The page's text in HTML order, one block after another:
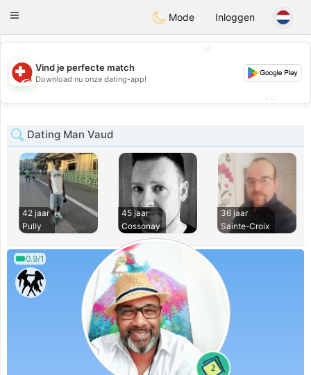
Suissi
Toggle
Mode Inloggen
💖
💕
Vind je perfecte match
Download nu onze dating-app!
Dating Man Vaud
42 jaar
Pully
45 jaar
Cossonay
36 jaar
Sainte-Croix
0.9/1
2